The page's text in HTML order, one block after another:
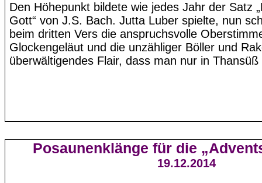
Den Höhepunkt bildete wie jedes Jahr der Satz
Gott“ von J.S. Bach. Jutta Luber spielte, nun
beim dritten Vers die anspruchsvolle
Glockengeläut und die unzähliger Böller und
überwältigendes Flair, dass man nur in
Posaunenklänge für die
19.12.2014